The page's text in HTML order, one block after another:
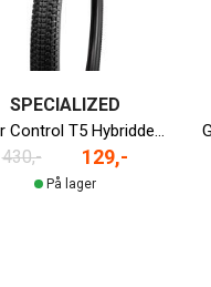
SPECIALIZED
430,- 129,-
På lager